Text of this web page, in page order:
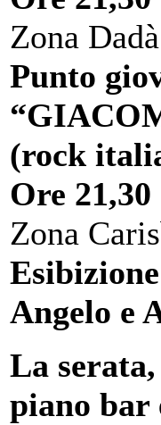
Zona Dadà
Punto
(rock
Ore 21,30
Zona
Angelo e
La
piano bar